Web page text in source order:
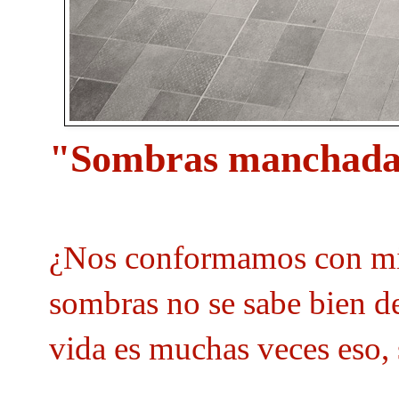
"Sombras
¿Nos conformamos con
sombras no se sabe bien
vida es muchas veces